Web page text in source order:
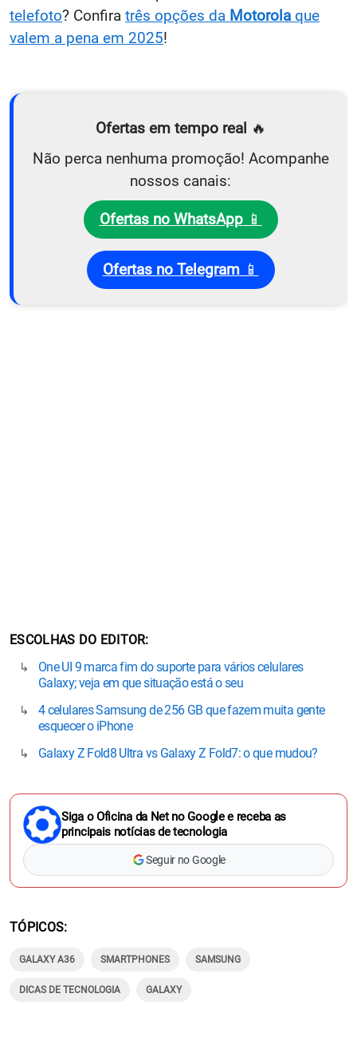
telefoto? Confira três opções da Motorola que
valem a pena em 2025!
Ofertas em tempo real 🔥
Não perca nenhuma promoção! Acompanhe
nossos canais:
Ofertas no WhatsApp📱
Ofertas no Telegram📱
ESCOLHAS DO EDITOR
One UI 9 marca fim do suporte para vários celulares
Galaxy; veja em que situação está o seu
4 celulares Samsung de 256 GB que fazem muita gente
esquecer o iPhone
Galaxy Z Fold8 Ultra vs Galaxy Z Fold7: o que mudou?
Siga o Oficina da Net no Google e receba as
principais notícias de tecnologia
Seguir no Google
TÓPICOS
GALAXY A36 SMARTPHONES SAMSUNG
DICAS DE TECNOLOGIA GALAXY